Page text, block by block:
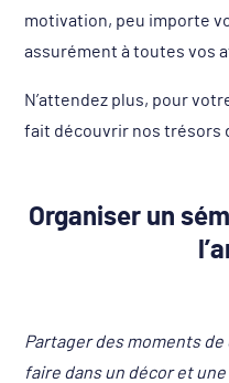
motivation, peu importe
assurément à toutes vos
N’attendez plus, pour
fait découvrir nos trésors
Organiser un
Partager des moments de
faire dans un décor et une